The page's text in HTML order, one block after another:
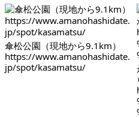
傘松公園（現地から9.1km）
https://www.amanohashidate.
jp/spot/kasamatsu/